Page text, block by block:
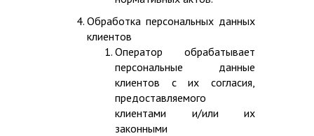
Обработка персональных данных
клиентов
Оператор обрабатывает
персональные данные
клиентов с их согласия,
предоставляемого
клиентами и/или их
законными